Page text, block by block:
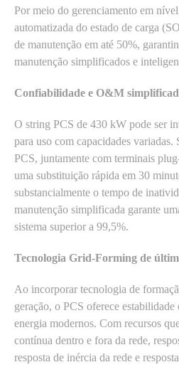
Por meio do gerenciamento em
automatizada do estado de carga
de manutenção em até 50%,
manutenção simplificados e
Confiabilidade e O&M
O string PCS de 430 kW pode ser
para uso com capacidades variadas.
PCS, juntamente com terminais
uma substituição rápida em 30
substancialmente o tempo de
manutenção simplificada garante
sistema superior a 99,5%.
Tecnologia Grid-Forming de
Ao incorporar tecnologia de
geração, o PCS oferece
energia modernos. Com recursos
contínua dentro e fora da rede,
resposta de inércia da rede e